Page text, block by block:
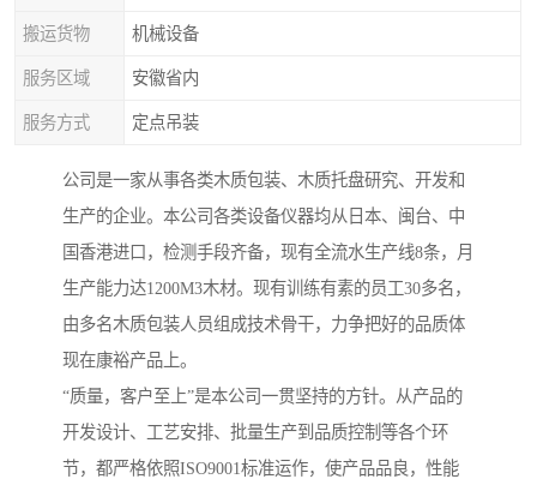
搬运货物 机械设备
服务区域 安徽省内
服务方式 定点吊装
公司是一家从事各类木质包装、木质托盘研究、开发和
生产的企业。本公司各类设备仪器均从日本、闽台、中
国香港进口，检测手段齐备，现有全流水生产线8条，月
生产能力达1200M3木材。现有训练有素的员工30多名，
由多名木质包装人员组成技术骨干，力争把好的品质体
现在康裕产品上。
“质量，客户至上”是本公司一贯坚持的方针。从产品的
开发设计、工艺安排、批量生产到品质控制等各个环
节，都严格依照ISO9001标准运作，使产品品良，性能